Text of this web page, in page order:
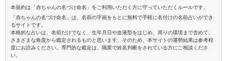
本規約は「赤ちゃんの名づけ命名」をご利用いただく方に守っていただくルールです。
「赤ちゃんの名づけ命名」は、名前の字画をもとに無料で手軽に名付けの名前占いができ
るサイトです。
本格的な占いは、名前だけでなく、生年月日や血液型をはじめ、周りの環境まで含めて、
さまざまな角度から鑑定されるものと思います。そのため、本サイトの運勢結果は参考程
度にお読みください。専門的な鑑定は、職業で姓名判断をされている方にご相談くださ
い。